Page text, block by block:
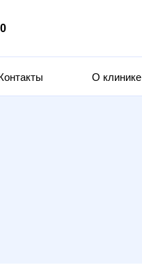
О клинике